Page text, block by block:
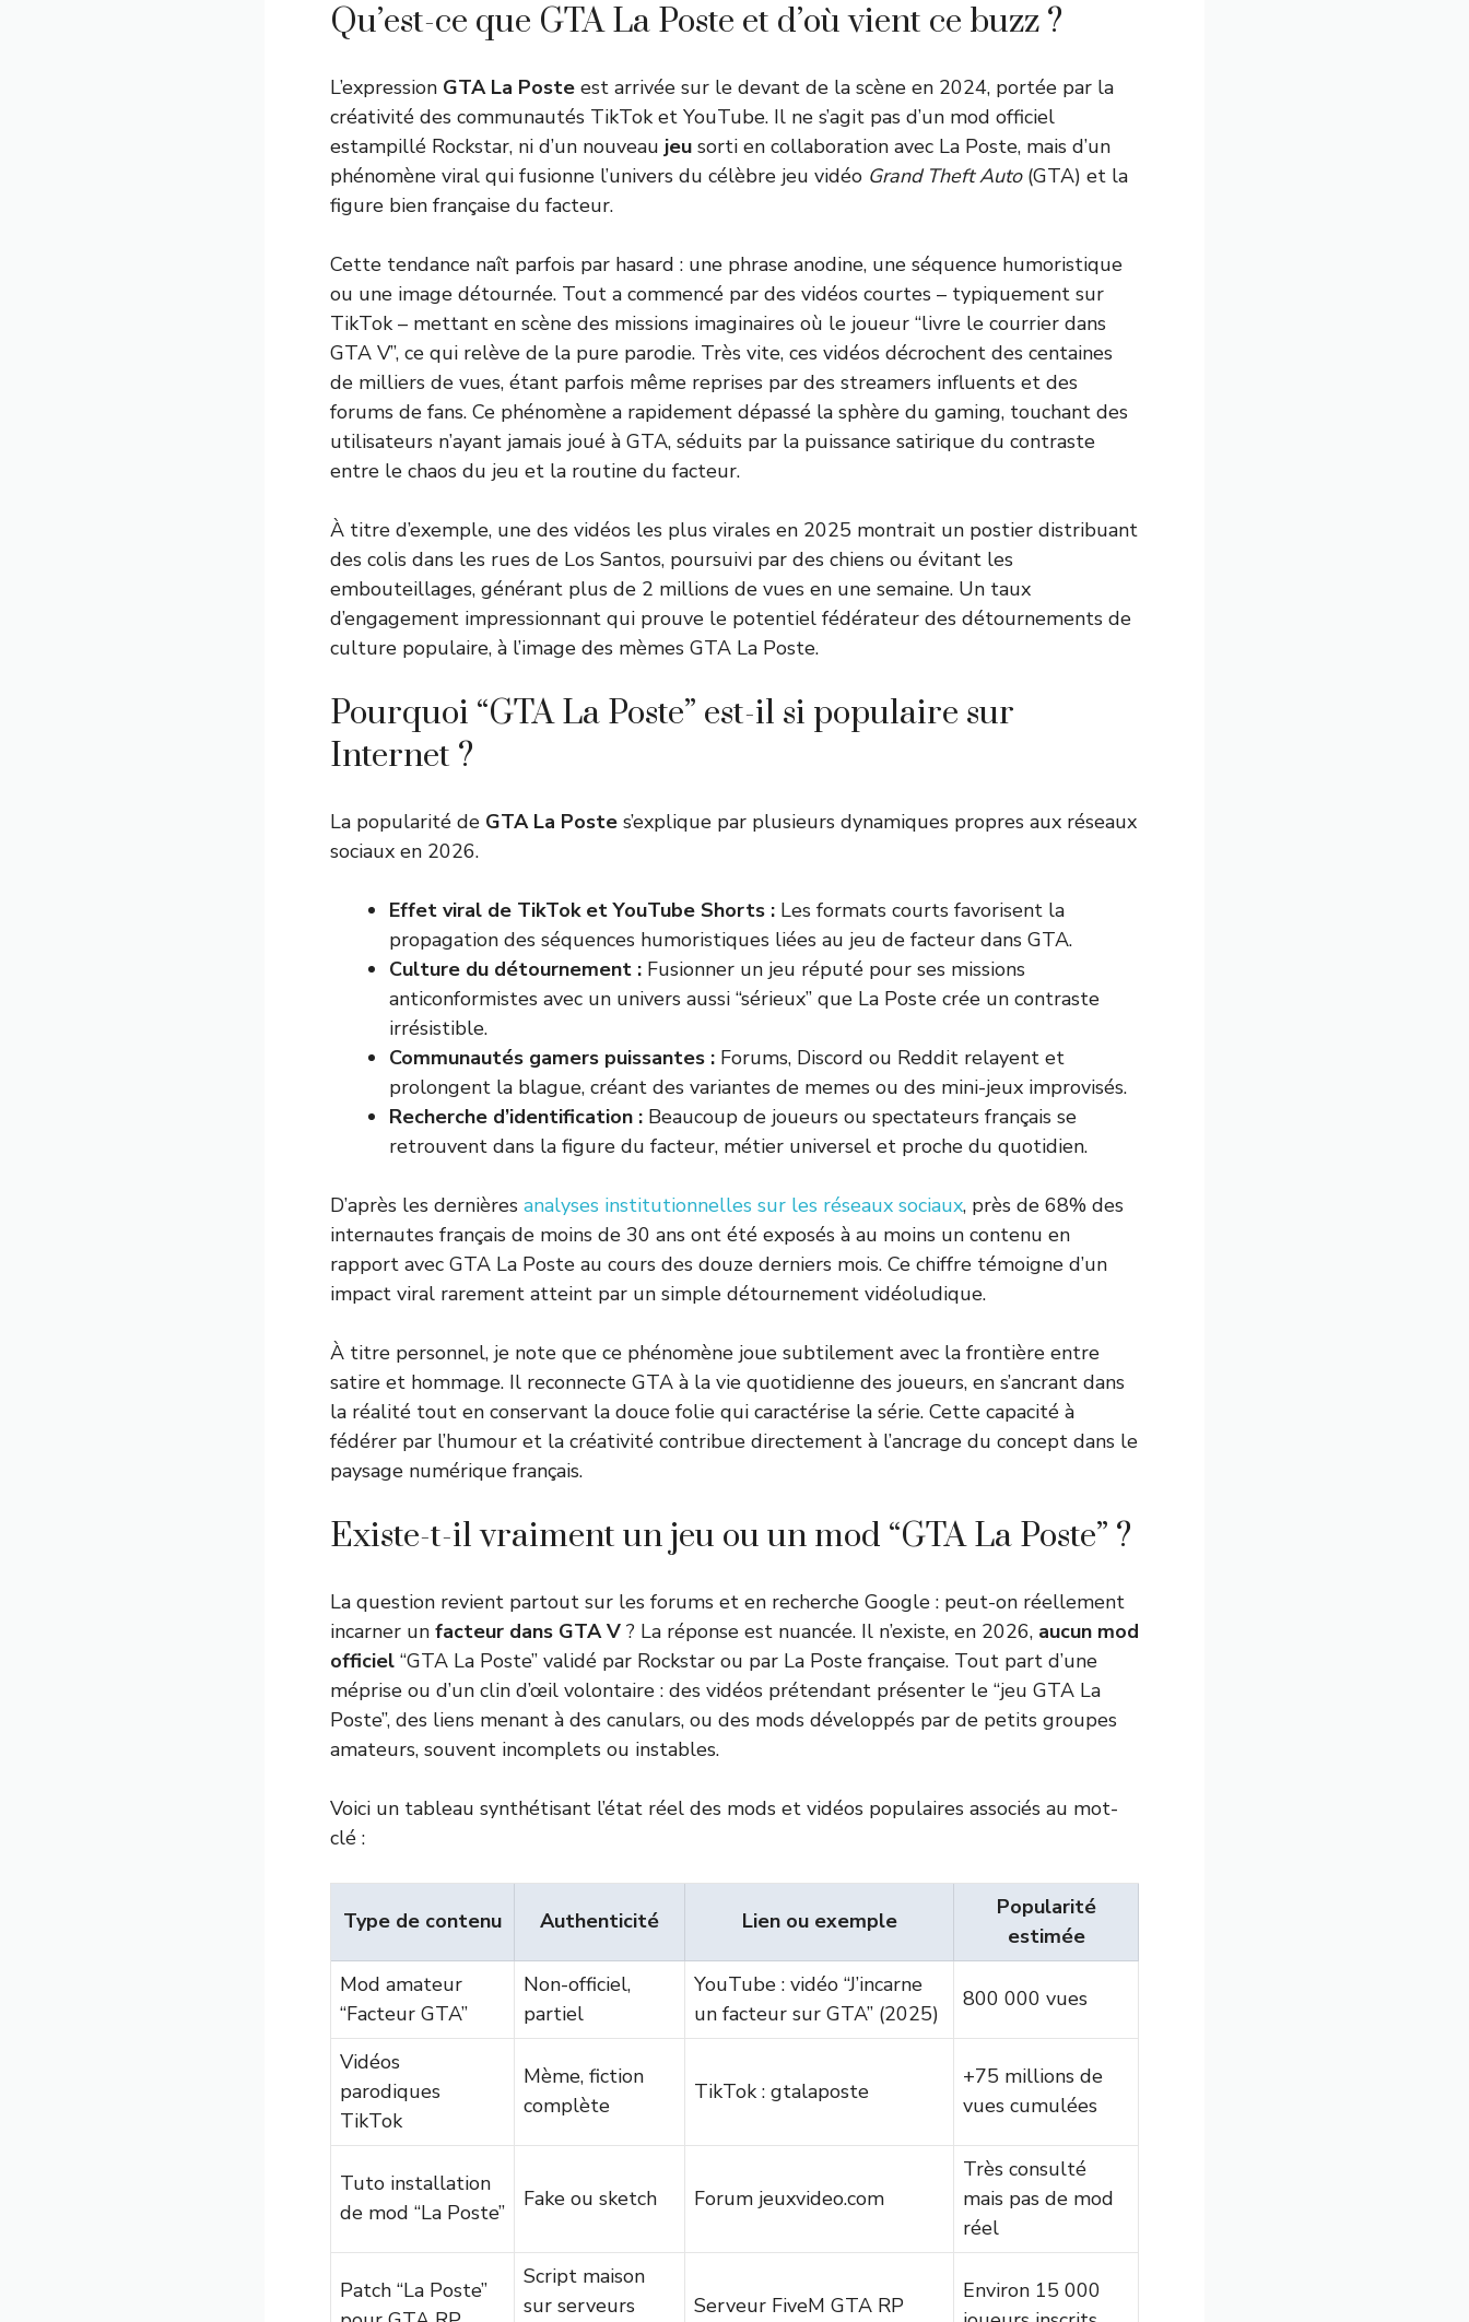
Qu’est-ce que GTA La Poste et d’où vient ce buzz ?
L’expression GTA La Poste est arrivée sur le devant de la scène en 2024, portée par la
créativité des communautés TikTok et YouTube. Il ne s’agit pas d’un mod officiel
estampillé Rockstar, ni d’un nouveau jeu sorti en collaboration avec La Poste, mais d’un
phénomène viral qui fusionne l’univers du célèbre jeu vidéo Grand Theft Auto(GTA) et la
figure bien française du facteur.
Cette tendance naît parfois par hasard : une phrase anodine, une séquence humoristique
ou une image détournée. Tout a commencé par des vidéos courtes – typiquement sur
TikTok – mettant en scène des missions imaginaires où le joueur “livre le courrier dans
GTA V”, ce qui relève de la pure parodie. Très vite, ces vidéos décrochent des centaines
de milliers de vues, étant parfois même reprises par des streamers influents et des
forums de fans. Ce phénomène a rapidement dépassé la sphère du gaming, touchant des
utilisateurs n’ayant jamais joué à GTA, séduits par la puissance satirique du contraste
entre le chaos du jeu et la routine du facteur.
À titre d’exemple, une des vidéos les plus virales en 2025 montrait un postier distribuant
des colis dans les rues de Los Santos, poursuivi par des chiens ou évitant les
embouteillages, générant plus de 2 millions de vues en une semaine. Un taux
d’engagement impressionnant qui prouve le potentiel fédérateur des détournements de
culture populaire, à l’image des mèmes GTA La Poste.
Pourquoi “GTA La Poste” est-il si populaire sur
Internet ?
La popularité de GTA La Poste s’explique par plusieurs dynamiques propres aux réseaux
sociaux en 2026.
Effet viral de TikTok et YouTube Shorts : Les formats courts favorisent la
propagation des séquences humoristiques liées au jeu de facteur dans GTA.
Culture du détournement : Fusionner un jeu réputé pour ses missions
anticonformistes avec un univers aussi “sérieux” que La Poste crée un contraste
irrésistible.
Communautés gamers puissantes : Forums, Discord ou Reddit relayent et
prolongent la blague, créant des variantes de memes ou des mini-jeux improvisés.
Recherche d’identification : Beaucoup de joueurs ou spectateurs français se
retrouvent dans la figure du facteur, métier universel et proche du quotidien.
D’après les dernières analyses institutionnelles sur les réseaux sociaux, près de 68% des
internautes français de moins de 30 ans ont été exposés à au moins un contenu en
rapport avec GTA La Poste au cours des douze derniers mois. Ce chiffre témoigne d’un
impact viral rarement atteint par un simple détournement vidéoludique.
À titre personnel, je note que ce phénomène joue subtilement avec la frontière entre
satire et hommage. Il reconnecte GTA à la vie quotidienne des joueurs, en s’ancrant dans
la réalité tout en conservant la douce folie qui caractérise la série. Cette capacité à
fédérer par l’humour et la créativité contribue directement à l’ancrage du concept dans le
paysage numérique français.
Existe-t-il vraiment un jeu ou un mod “GTA La Poste” ?
La question revient partout sur les forums et en recherche Google : peut-on réellement
incarner un facteur dans GTA V ? La réponse est nuancée. Il n’existe, en 2026, aucun mod
officiel “GTA La Poste” validé par Rockstar ou par La Poste française. Tout part d’une
méprise ou d’un clin d’œil volontaire : des vidéos prétendant présenter le “jeu GTA La
Poste”, des liens menant à des canulars, ou des mods développés par de petits groupes
amateurs, souvent incomplets ou instables.
Voici un tableau synthétisant l’état réel des mods et vidéos populaires associés au mot-
clé :
Type de contenu Authenticité Lien ou exemple
Popularité
estimée
Mod amateur
“Facteur GTA”
Non-officiel,
partiel
YouTube : vidéo “J’incarne
un facteur sur GTA” (2025)
800 000 vues
Vidéos
parodiques
TikTok
Mème, fiction
complète
TikTok : gtalaposte
+75 millions de
vues cumulées
Tuto installation
de mod “La Poste”
Fake ou sketch Forum jeuxvideo.com
Très consulté
mais pas de mod
réel
Patch “La Poste”
Script maison
sur serveurs
Serveur FiveM GTA RP
Environ 15 000